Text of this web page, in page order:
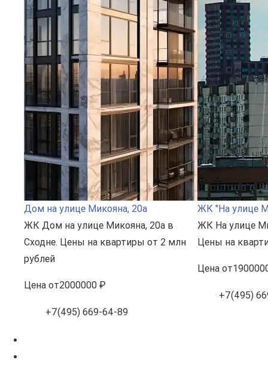
Дом на улице Микояна, 20а
ЖК Дом на улице Микояна, 20а в
Сходне. Цены на квартиры от 2 млн
рублей
Цена от2000000 ₽
+7(495) 669-64-89
ЖК "На улице
ЖК На улице
Цены на
Цена от
+7(495)